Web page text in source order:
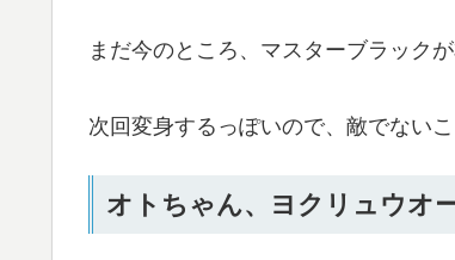
まだ今のところ、マスターブラック
次回変身するっぽいので、敵でない
オトちゃん、ヨクリュウオ